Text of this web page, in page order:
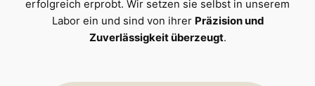
erfolgreich erprobt. Wir setzen sie selbst in unserem
Labor ein und sind von ihrer Präzision und
Zuverlässigkeit überzeugt.